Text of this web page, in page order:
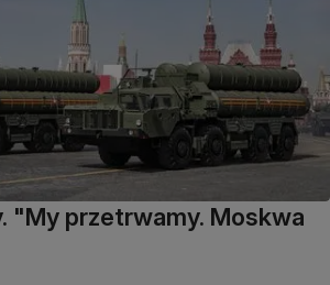
"My przetrwamy. Moskwa